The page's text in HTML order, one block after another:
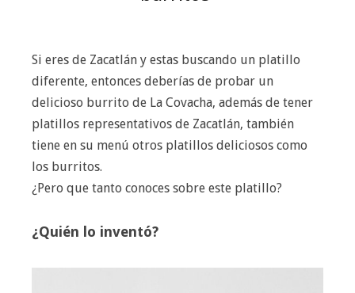
Si eres de Zacatlán y estas buscando un platillo
diferente, entonces deberías de probar un
delicioso burrito de La Covacha, además de tener
platillos representativos de Zacatlán, también
tiene en su menú otros platillos deliciosos como
los burritos.
¿Pero que tanto conoces sobre este platillo?
¿Quién lo inventó?